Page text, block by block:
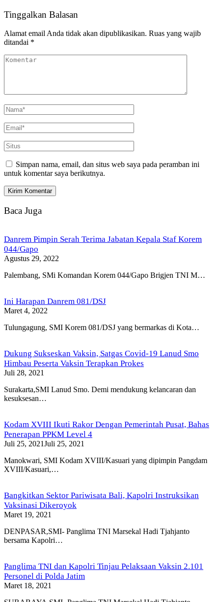
Tinggalkan Balasan
Alamat email Anda tidak akan dipublikasikan. Ruas yang wajib
ditandai *
Simpan nama, email, dan situs web saya pada peramban ini
untuk komentar saya berikutnya.
Baca Juga
Danrem Pimpin Serah Terima Jabatan Kepala Staf Korem
044/Gapo
Agustus 29, 2022
Palembang, SMi Komandan Korem 044/Gapo Brigjen TNI M…
Ini Harapan Danrem 081/DSJ
Maret 4, 2022
Tulungagung, SMI Korem 081/DSJ yang bermarkas di Kota…
Dukung Sukseskan Vaksin, Satgas Covid-19 Lanud Smo
Himbau Peserta Vaksin Terapkan Prokes
Juli 28, 2021
Surakarta,SMI Lanud Smo. Demi mendukung kelancaran dan
kesuksesan…
Kodam XVIII Ikuti Rakor Dengan Pemerintah Pusat, Bahas
Penerapan PPKM Level 4
Juli 25, 2021Juli 25, 2021
Manokwari, SMI Kodam XVIII/Kasuari yang dipimpin Pangdam
XVIII/Kasuari,…
Bangkitkan Sektor Pariwisata Bali, Kapolri Instruksikan
Vaksinasi Dikeroyok
Maret 19, 2021
DENPASAR,SMI- Panglima TNI Marsekal Hadi Tjahjanto
bersama Kapolri…
Panglima TNI dan Kapolri Tinjau Pelaksaan Vaksin 2.101
Personel di Polda Jatim
Maret 18, 2021